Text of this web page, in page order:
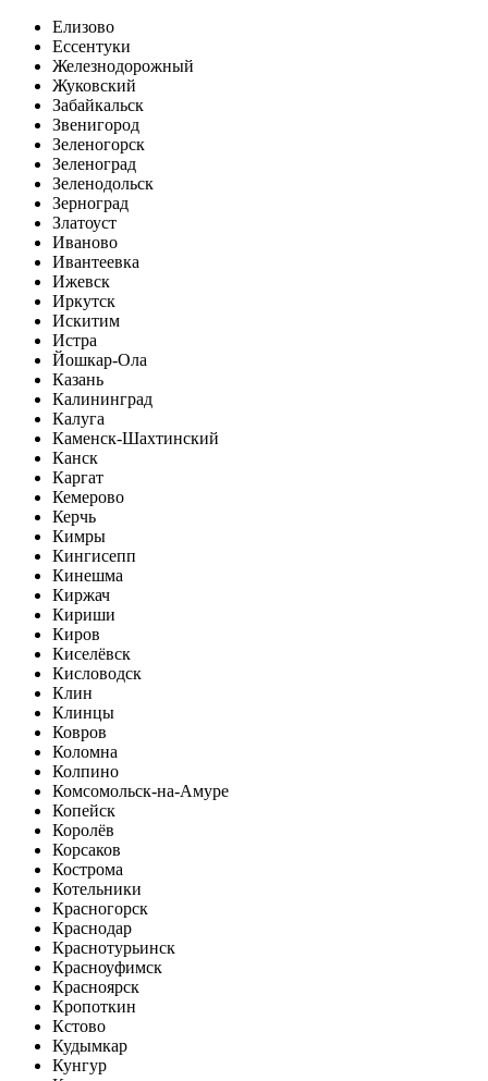
Елизово
Ессентуки
Железнодорожный
Жуковский
Забайкальск
Звенигород
Зеленогорск
Зеленоград
Зеленодольск
Зерноград
Златоуст
Иваново
Ивантеевка
Ижевск
Иркутск
Искитим
Истра
Йошкар-Ола
Казань
Калининград
Калуга
Каменск-Шахтинский
Канск
Каргат
Кемерово
Керчь
Кимры
Кингисепп
Кинешма
Киржач
Кириши
Киров
Киселёвск
Кисловодск
Клин
Клинцы
Ковров
Коломна
Колпино
Комсомольск-на-Амуре
Копейск
Королёв
Корсаков
Кострома
Котельники
Красногорск
Краснодар
Краснотурьинск
Красноуфимск
Красноярск
Кропоткин
Кстово
Кудымкар
Кунгур